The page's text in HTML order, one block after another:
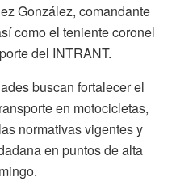
González, comandante
como el teniente coronel
del INTRANT.
buscan fortalecer el
en motocicletas,
normativas vigentes y
en puntos de alta